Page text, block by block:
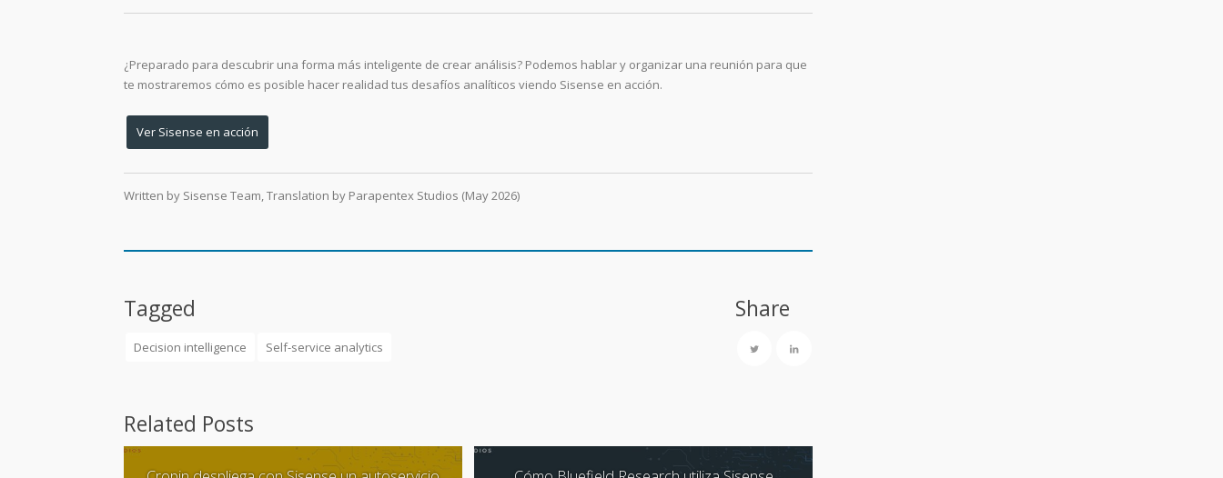
¿Preparado para descubrir una forma más inteligente de crear análisis? Podemos hablar y organizar una reunión para que
te mostraremos cómo es posible hacer realidad tus desafíos analíticos viendo Sisense en acción.
Ver Sisense en acción
Written by Sisense Team,Translation by Parapentex Studios (May 2026)
Tagged
Decision intelligence Self-service analytics
Share
Related Posts